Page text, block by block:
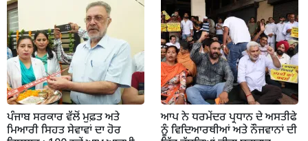
ਪੰਜਾਬ ਸਰਕਾਰ ਵੱਲੋਂ ਮੁਫ਼ਤ ਅਤੇ
ਮਿਆਰੀ ਸਿਹਤ ਸੇਵਾਵਾਂ ਦਾ ਹੋਰ
ਆਪ ਨੇ ਧਰਮੇਂਦਰ ਪ੍ਰਧਾਨ ਦੇ ਅਸਤੀਫੇ
ਨੂੰ ਵਿਦਿਆਰਥੀਆਂ ਅਤੇ ਨੌਜਵਾਨਾਂ ਦੀ